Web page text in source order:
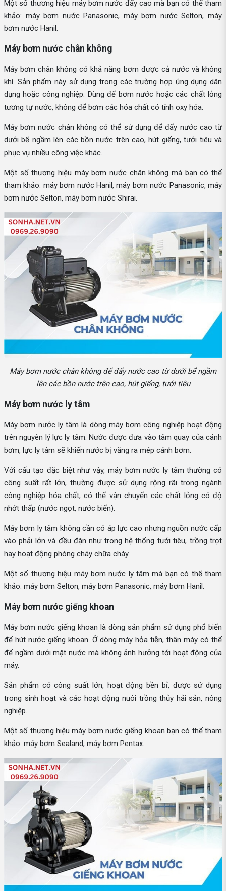
Một số thương hiệu máy bơm nước đẩy cao mà bạn có thể tham
khảo: máy bơm nước Panasonic, máy bơm nước Selton, máy
bơm nước Hanil.
Máy bơm nước chân không
Máy bơm chân không có khả năng bơm được cả nước và không
khí. Sản phẩm này sử dụng trong các trường hợp ứng dụng dân
dụng hoặc công nghiệp. Dùng để bơm nước hoặc các chất lỏng
tương tự nước, không để bơm các hóa chất có tính oxy hóa.
Máy bơm nước chân không có thể sử dụng để đẩy nước cao từ
dưới bể ngầm lên các bồn nước trên cao, hút giếng, tưới tiêu và
phục vụ nhiều công việc khác.
Một số thương hiệu máy bơm nước chân không mà bạn có thể
tham khảo: máy bơm nước Hanil, máy bơm nước Panasonic, máy
bơm nước Selton, máy bơm nước Shirai.
Máy bơm nước chân không để đẩy nước cao từ dưới bể ngầm
lên các bồn nước trên cao, hút giếng, tưới tiêu
Máy bơm nước ly tâm
Máy bơm nước ly tâm là dòng máy bơm công nghiệp hoạt động
trên nguyên lý lực ly tâm. Nước được đưa vào tâm quay của cánh
bơm, lực ly tâm sẽ khiến nước bị văng ra mép cánh bơm.
Với cấu tạo đặc biệt như vậy, máy bơm nước ly tâm thường có
công suất rất lớn, thường được sử dụng rộng rãi trong ngành
công nghiệp hóa chất, có thể vận chuyển các chất lỏng có độ
nhớt thấp (nước ngọt, nước biển).
Máy bơm ly tâm không cần có áp lực cao nhưng nguồn nước cấp
vào phải lớn và đều đặn như trong hệ thống tưới tiêu, trồng trọt
hay hoạt động phòng cháy chữa cháy.
Một số thương hiệu máy bơm nước ly tâm mà bạn có thể tham
khảo: máy bơm Selton, máy bơm Panasonic, máy bơm Hanil.
Máy bơm nước giếng khoan
Máy bơm nước giếng khoan là dòng sản phẩm sử dụng phổ biến
để hút nước giếng khoan. Ở dòng máy hỏa tiễn, thân máy có thể
để ngầm dưới mặt nước mà không ảnh hưởng tới hoạt động của
máy.
Sản phẩm có công suất lớn, hoạt động bền bỉ, được sử dụng
trong sinh hoạt và các hoạt động nuôi trồng thủy hải sản, nông
nghiệp.
Một số thương hiệu máy bơm nước giếng khoan bạn có thể tham
khảo: máy bơm Sealand, máy bơm Pentax.